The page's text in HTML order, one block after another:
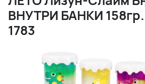
ВНУТРИ БАНКИ 158гр.
1783